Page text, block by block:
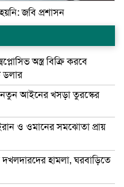
জবি প্রশাসন
অস্ত্র বিক্রি করবে
ডলার
নতুন আইনের খসড়া তুরস্কের
ও ওমানের সমঝোতা প্রায়
দখলদারদের হামলা, ঘরবাড়িতে